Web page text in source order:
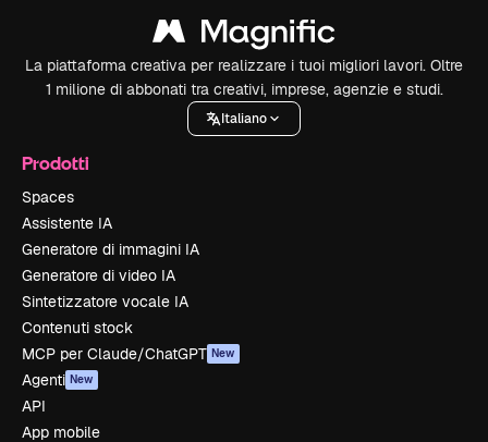
La piattaforma creativa per realizzare i tuoi migliori lavori. Oltre
1 milione di abbonati tra creativi, imprese, agenzie e studi.
Italiano
Prodotti
Spaces
Assistente IA
Generatore di immagini IA
Generatore di video IA
Sintetizzatore vocale IA
Contenuti stock
MCP per Claude/ChatGPT New
Agenti New
API
App mobile